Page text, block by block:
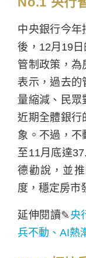
中央銀行今年
後，12月19
管制政策，為
表示，過去的
量縮減、民眾
近期全體銀行
象。不過，不
至11月底達
德勸說，並
度，穩定房市
延伸閱讀✎ 央
兵不動、AI熱